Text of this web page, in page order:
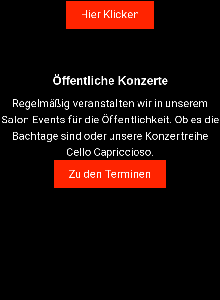
Hier Klicken
Öffentliche Konzerte
Regelmäßig veranstalten wir in unserem
Salon Events für die Öffentlichkeit. Ob es die
Bachtage sind oder unsere Konzertreihe
Cello Capriccioso.
Zu den Terminen